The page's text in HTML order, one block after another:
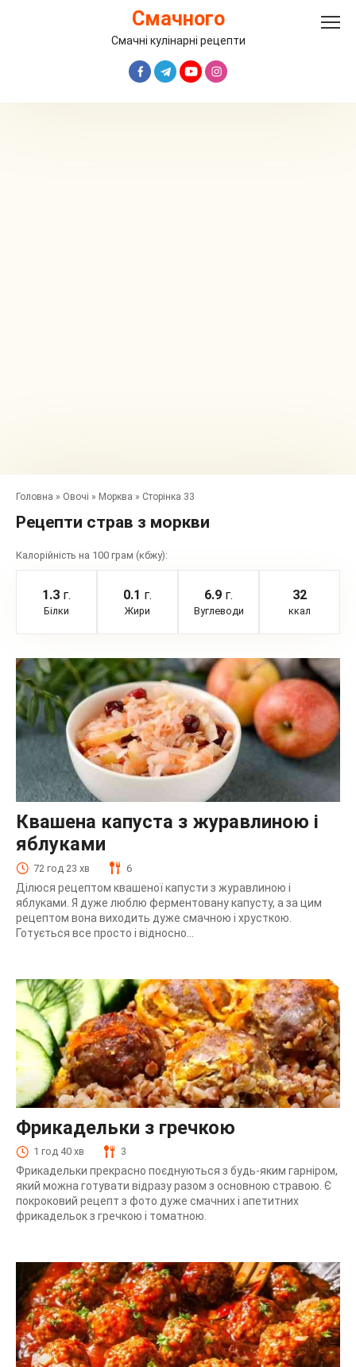
Смачного
Смачні кулінарні рецепти
Головна » Овочі » Морква » Сторінка 33
Рецепти страв з моркви
Калорійність на 100 грам (кбжу):
1.3 г.
Білки
0.1 г.
Жири
6.9 г.
Вуглеводи
32
ккал
Квашена капуста з журавлиною і
яблуками
72 год 23 хв 6
Ділюся рецептом квашеної капусти з журавлиною і
яблуками. Я дуже люблю ферментовану капусту, а за цим
рецептом вона виходить дуже смачною і хрусткою.
Готується все просто і відносно...
Фрикадельки з гречкою
1 год 40 хв 3
Фрикадельки прекрасно поєднуються з будь-яким гарніром,
який можна готувати відразу разом з основною стравою. Є
покроковий рецепт з фото дуже смачних і апетитних
фрикадельок з гречкою і томатною.